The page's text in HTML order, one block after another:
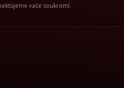
vaše soukromí.